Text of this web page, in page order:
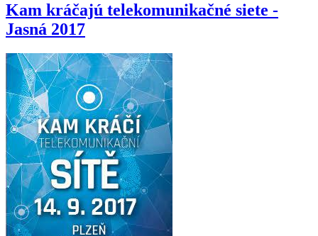
Kam kráčajú telekomunikačné siete -
Jasná 2017